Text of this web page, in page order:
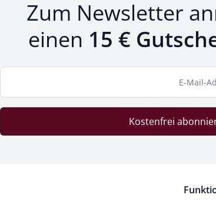
Zum Newsletter
einen 15 €
E-Mail-
Kostenfrei